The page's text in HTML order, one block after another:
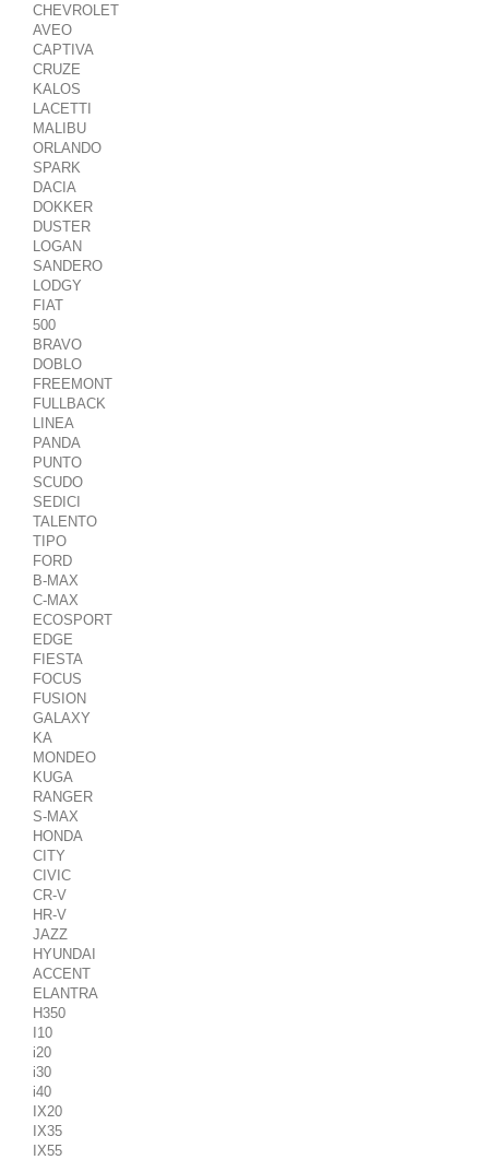
CHEVROLET
AVEO
CAPTIVA
CRUZE
KALOS
LACETTI
MALIBU
ORLANDO
SPARK
DACIA
DOKKER
DUSTER
LOGAN
SANDERO
LODGY
FIAT
500
BRAVO
DOBLO
FREEMONT
FULLBACK
LINEA
PANDA
PUNTO
SCUDO
SEDICI
TALENTO
TIPO
FORD
B-MAX
C-MAX
ECOSPORT
EDGE
FIESTA
FOCUS
FUSION
GALAXY
KA
MONDEO
KUGA
RANGER
S-MAX
HONDA
CITY
CIVIC
CR-V
HR-V
JAZZ
HYUNDAI
ACCENT
ELANTRA
H350
I10
i20
i30
i40
IX20
IX35
IX55